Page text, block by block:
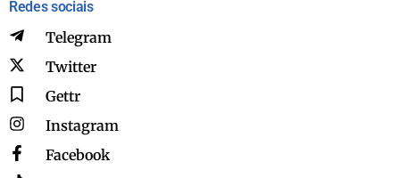
Redes sociais
Telegram
Twitter
Gettr
Instagram
Facebook